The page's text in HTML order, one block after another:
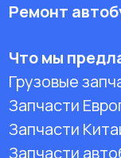
Ремонт
Что мы
Грузовые
Запчасти
Запчасти
Запчасти